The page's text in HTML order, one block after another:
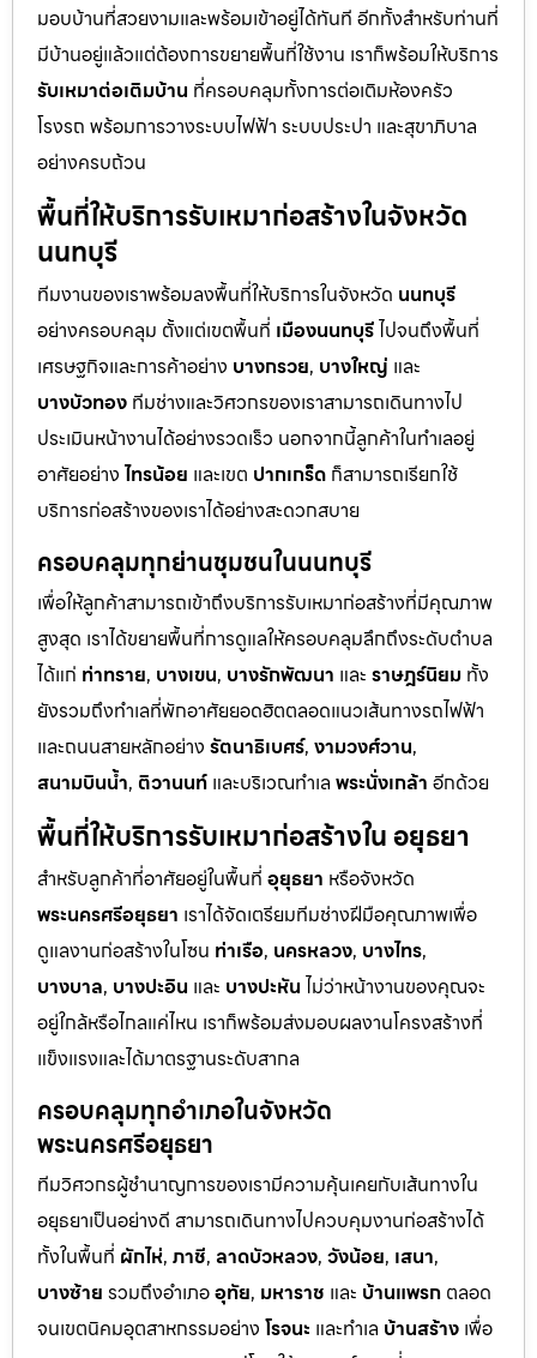
มอบบ้านที่สวยงามและพร้อมเข้าอยู่ได้ทันที อีกทั้งสำหรับท่านที่
มีบ้านอยู่แล้วแต่ต้องการขยายพื้นที่ใช้งาน เราก็พร้อมให้บริการ
รับเหมาต่อเติมบ้าน ที่ครอบคลุมทั้งการต่อเติมห้องครัว
โรงรถ พร้อมการวางระบบไฟฟ้า ระบบประปา และสุขาภิบาล
อย่างครบถ้วน
พื้นที่ให้บริการรับเหมาก่อสร้างในจังหวัด
นนทบุรี
ทีมงานของเราพร้อมลงพื้นที่ให้บริการในจังหวัด นนทบุรี
อย่างครอบคลุม ตั้งแต่เขตพื้นที่ เมืองนนทบุรีไปจนถึงพื้นที่
เศรษฐกิจและการค้าอย่าง บางกรวย, บางใหญ่ และ
บางบัวทอง ทีมช่างและวิศวกรของเราสามารถเดินทางไป
ประเมินหน้างานได้อย่างรวดเร็ว นอกจากนี้ลูกค้าในทำเลอยู่
อาศัยอย่าง ไทรน้อย และเขต ปากเกร็ด ก็สามารถเรียกใช้
บริการก่อสร้างของเราได้อย่างสะดวกสบาย
ครอบคลุมทุกย่านชุมชนในนนทบุรี
เพื่อให้ลูกค้าสามารถเข้าถึงบริการรับเหมาก่อสร้างที่มีคุณภาพ
สูงสุด เราได้ขยายพื้นที่การดูแลให้ครอบคลุมลึกถึงระดับตำบล
ได้แก่ ท่าทราย, บางเขน, บางรักพัฒนา และ ราษฎร์นิยม ทั้ง
ยังรวมถึงทำเลที่พักอาศัยยอดฮิตตลอดแนวเส้นทางรถไฟฟ้า
และถนนสายหลักอย่าง รัตนาธิเบศร์, งามวงศ์วาน,
สนามบินน้ำ, ติวานนท์ และบริเวณทำเล พระนั่งเกล้า อีกด้วย
พื้นที่ให้บริการรับเหมาก่อสร้างใน อยุธยา
สำหรับลูกค้าที่อาศัยอยู่ในพื้นที่ อุยุธยา หรือจังหวัด
พระนครศรีอยุธยา เราได้จัดเตรียมทีมช่างฝีมือคุณภาพเพื่อ
ดูแลงานก่อสร้างในโซน ท่าเรือ, นครหลวง, บางไทร,
บางบาล, บางปะอิน และ บางปะหัน ไม่ว่าหน้างานของคุณจะ
อยู่ใกล้หรือไกลแค่ไหน เราก็พร้อมส่งมอบผลงานโครงสร้างที่
แข็งแรงและได้มาตรฐานระดับสากล
ครอบคลุมทุกอำเภอในจังหวัด
พระนครศรีอยุธยา
ทีมวิศวกรผู้ชำนาญการของเรามีความคุ้นเคยกับเส้นทางใน
อยุธยาเป็นอย่างดี สามารถเดินทางไปควบคุมงานก่อสร้างได้
ทั้งในพื้นที่ ผักไห่, ภาชี, ลาดบัวหลวง, วังน้อย, เสนา,
บางซ้าย รวมถึงอำเภออุทัย, มหาราช และ บ้านแพรก ตลอด
จนเขตนิคมอุตสาหกรรมอย่าง โรจนะ และทำเล บ้านสร้าง เพื่อ